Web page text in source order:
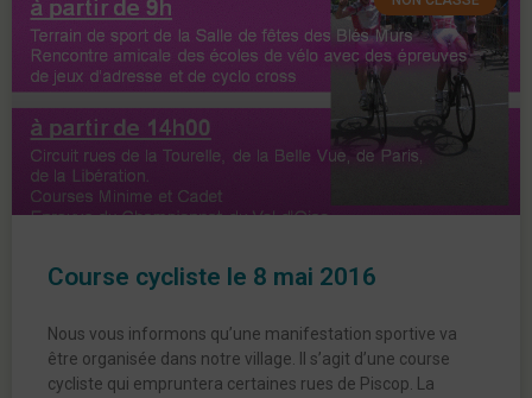
Course cycliste le 8 mai 2016
Nous vous informons qu’une manifestation sportive va
être organisée dans notre village. Il s’agit d’une course
cycliste qui empruntera certaines rues de Piscop. La